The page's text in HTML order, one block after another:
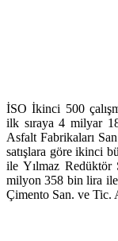
İSO İkinci 500
ilk sıraya 4 milyar
Asfalt Fabrikaları
satışlara göre ikinci
ile Yılmaz
milyon 358 bin lira ile
Çimento San. ve Tic.